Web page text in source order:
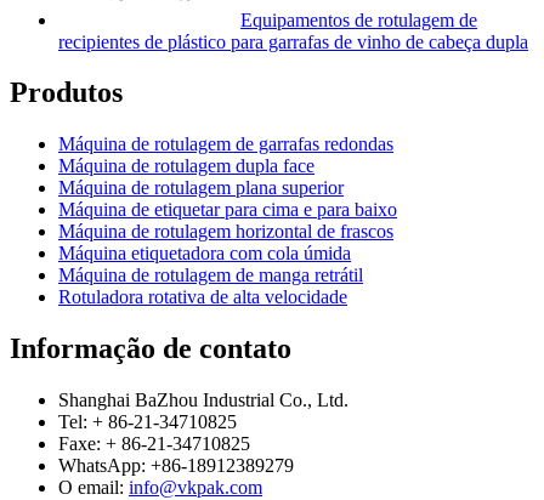
Equipamentos de rotulagem de
recipientes de plástico para garrafas de vinho de cabeça dupla
Produtos
Máquina de rotulagem de garrafas redondas
Máquina de rotulagem dupla face
Máquina de rotulagem plana superior
Máquina de etiquetar para cima e para baixo
Máquina de rotulagem horizontal de frascos
Máquina etiquetadora com cola úmida
Máquina de rotulagem de manga retrátil
Rotuladora rotativa de alta velocidade
Informação de contato
Shanghai BaZhou Industrial Co., Ltd.
Tel: + 86-21-34710825
Faxe: + 86-21-34710825
WhatsApp: +86-18912389279
O email: info@vkpak.com